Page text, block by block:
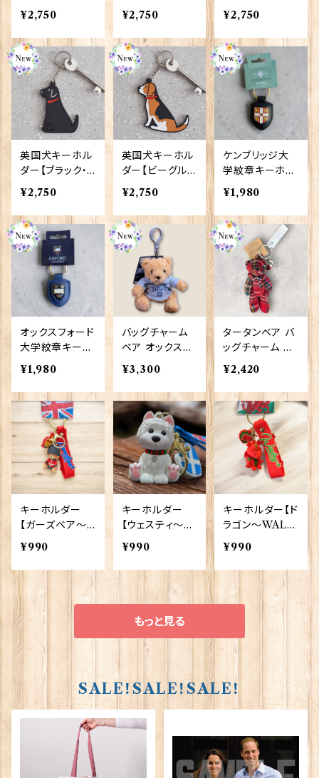
ア】 Sweet W
illiam 90409-
CAVALIER
¥2,750
ィ】 Sweet Wi
lliam 90409-
WESTIE
¥2,750
ン・レトリバー】
Sweet Willi
am 90409-GO
LDEN RETRI
EVER
¥2,750
英国犬キーホル
ダー【ブラック・
ラブラドール】
Sweet Willia
m 90409-BLA
CK LABRADO
R
¥2,750
英国犬キーホル
ダー【ビーグル】
Sweet Willi
am 90409-BE
AGLE
¥2,750
ケンブリッジ大
学紋章キーホル
ダー Elgate
Products 9041
2（79438）
¥1,980
オックスフォード
大学紋章キーホ
ルダー Elgate
Products 9041
4（79439）
¥1,980
バッグチャーム
ベア オックスフ
ォード大学 El
gate Products
90413
¥3,300
タータンベア バ
ッグチャーム Eu
ro Stick 9040
¥2,420
キーホルダー
【ガーズベア〜L
ONDON〜】El
gate Products
90390
¥990
キーホルダー
【ウェスティ〜S
COTLAND〜】
Elgate Produ
cts 90389
¥990
キーホルダー【ド
ラゴン〜WALE
S〜】Elgate Pr
oducts 90391
¥990
もっと見る
SALE！SALE！SALE！